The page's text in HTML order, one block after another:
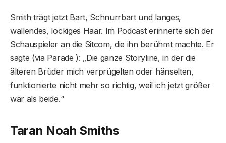
Smith trägt jetzt Bart, Schnurrbart und langes,
wallendes, lockiges Haar. Im Podcast erinnerte sich der
Schauspieler an die Sitcom, die ihn berühmt machte. Er
sagte (via Parade ): „Die ganze Storyline, in der die
älteren Brüder mich verprügelten oder hänselten,
funktionierte nicht mehr so ​​richtig, weil ich jetzt größer
war als beide.“
Taran Noah Smiths